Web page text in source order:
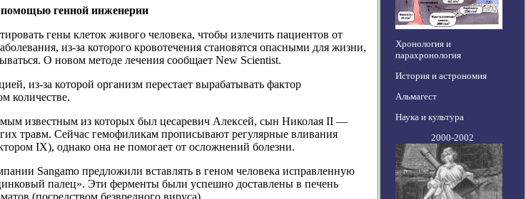
помощью генной инженерии
гены клеток живого человека, чтобы излечить пациентов от
из-за которого кровотечения становятся опасными для жизни,
О новом методе лечения сообщает New Scientist.
из-за которой организм перестает вырабатывать фактор
количестве.
известным из которых был цесаревич Алексей, сын Николая II —
травм. Сейчас гемофиликам прописывают регулярные вливания
IX), однако она не помогает от осложнений болезни.
Sangamo предложили вставлять в геном человека исправленную
палец». Эти ферменты были успешно доставлены в печень
Хронология и
парахронология
История и астрономия
Альмагест
Наука и культура
2000-2002